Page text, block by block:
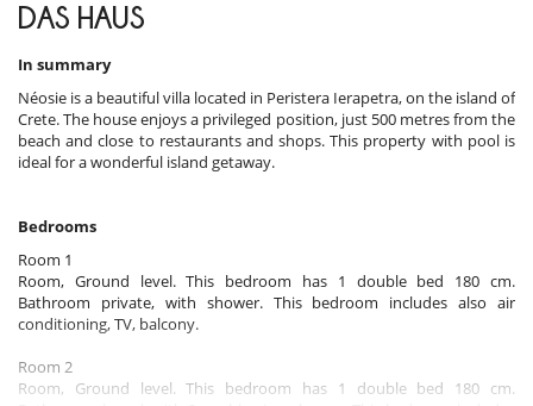
DAS HAUS
In summary
Néosie is a beautiful villa located in Peristera Ierapetra, on the island of
Crete. The house enjoys a privileged position, just 500 metres from the
beach and close to restaurants and shops. This property with pool is
ideal for a wonderful island getaway.
Bedrooms
Room 1
Room, Ground level. This bedroom has 1 double bed 180 cm.
Bathroom private, with shower. This bedroom includes also air
conditioning, TV, balcony.
Room 2
Room, Ground level. This bedroom has 1 double bed 180 cm.